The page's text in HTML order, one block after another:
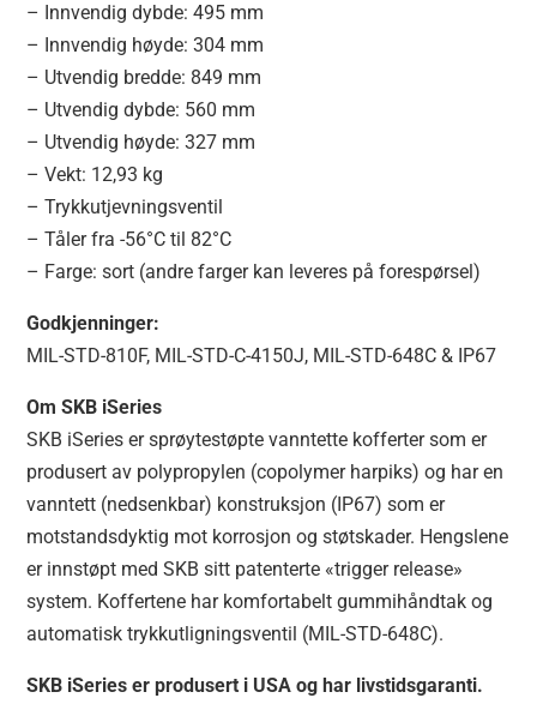
– Innvendig dybde: 495 mm
– Innvendig høyde: 304 mm
– Utvendig bredde: 849 mm
– Utvendig dybde: 560 mm
– Utvendig høyde: 327 mm
– Vekt: 12,93 kg
– Trykkutjevningsventil
– Tåler fra -56°C til 82°C
– Farge: sort (andre farger kan leveres på forespørsel)
Godkjenninger:
MIL-STD-810F, MIL-STD-C-4150J, MIL-STD-648C & IP67
Om SKB iSeries
SKB iSeries er sprøytestøpte vanntette kofferter som er
produsert av polypropylen (copolymer harpiks) og har en
vanntett (nedsenkbar) konstruksjon (IP67) som er
motstandsdyktig mot korrosjon og støtskader. Hengslene
er innstøpt med SKB sitt patenterte «trigger release»
system. Koffertene har komfortabelt gummihåndtak og
automatisk trykkutligningsventil (MIL-STD-648C).
SKB iSeries er produsert i USA og har livstidsgaranti.